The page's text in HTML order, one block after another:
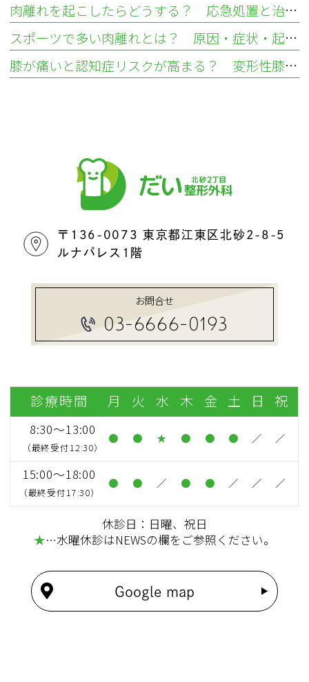
肉離れを起こしたらどうする？ 応急処置と治し方
スポーツで多い肉離れとは？ 原因・症状・起こりやすい部位を解説
膝が痛いと認知症リスクが高まる？ 変形性膝関節症から考える健康リスク
〒136-0073 東京都江東区北砂2-8-5
ルナパレス1階
お問合せ
03-6666-0193
診療時間 月 火 水 木 金 土 日 祝
8:30～13:00
（最終受付12:30）
● ● ★ ● ● ● ／ ／
15:00～18:00
（最終受付17:30）
● ● ／ ● ● ／ ／ ／
休診日：日曜、祝日
★…水曜休診はNEWSの欄をご参照ください。
Google map